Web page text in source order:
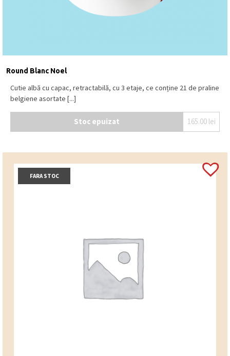
Round Blanc Noel
Cutie albă cu capac, retractabilă, cu 3 etaje, ce conține 21 de praline
belgiene asortate [...]
Stoc epuizat 165.00 lei
FARA STOC